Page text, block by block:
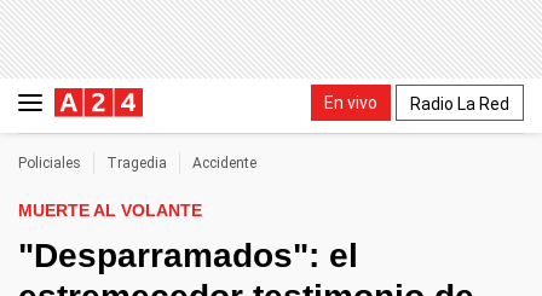
En vivo Radio La Red
Policiales Tragedia Accidente
MUERTE AL VOLANTE
"Desparramados": el